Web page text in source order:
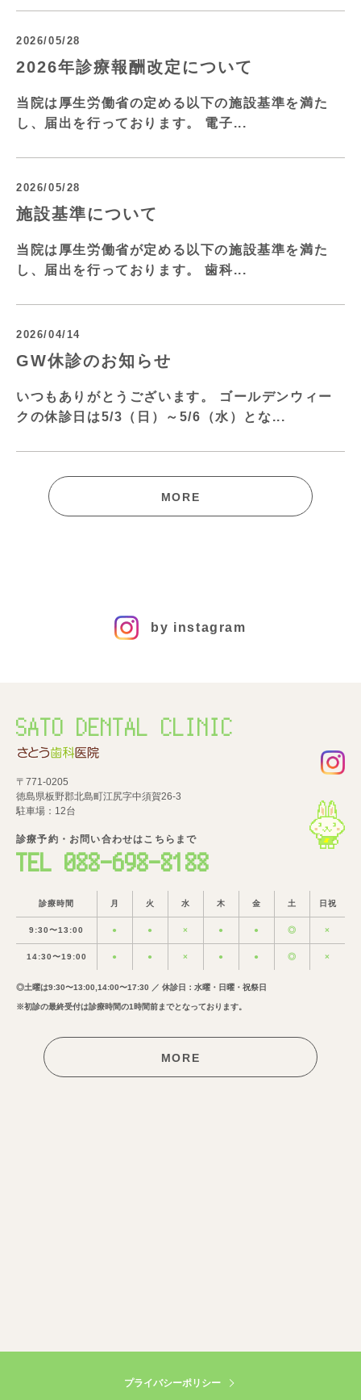
2026/05/28
2026年診療報酬改定について
当院は厚生労働省の定める以下の施設基準を満た
し、届出を行っております。 電子...
2026/05/28
施設基準について
当院は厚生労働省が定める以下の施設基準を満た
し、届出を行っております。 歯科...
2026/04/14
GW休診のお知らせ
いつもありがとうございます。 ゴールデンウィー
クの休診日は5/3（日）～5/6（水）とな...
MORE
by instagram
SATO DENTAL CLINIC
〒771-0205
徳島県板野郡北島町江尻字中須賀26-3
駐車場：12台
診療予約・お問い合わせはこちらまで
TEL 088-698-8188
診療時間 月 火 水 木 金 土 日祝
9:30〜13:00 ● ● × ● ● ◎ ×
14:30〜19:00 ● ● × ● ● ◎ ×
◎土曜は9:30〜13:00,14:00〜17:30 ／ 休診日：水曜・日曜・祝祭日
※初診の最終受付は診療時間の1時間前までとなっております。
MORE
プライバシーポリシー